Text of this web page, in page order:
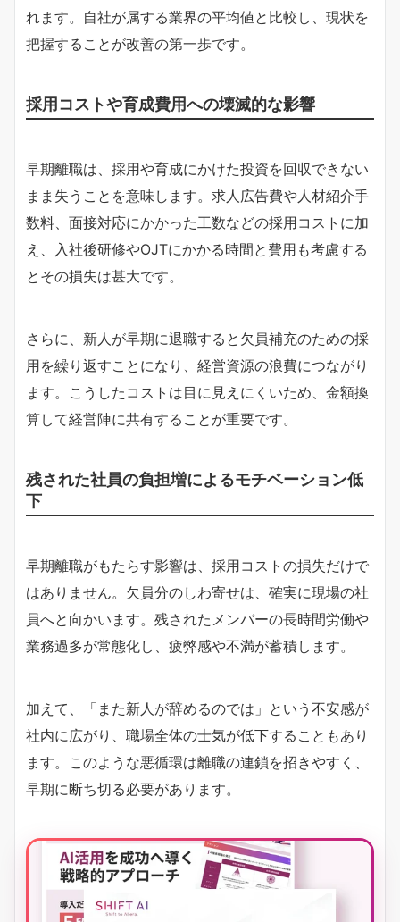
れます。自社が属する業界の平均値と比較し、現状を
把握することが改善の第一歩です。
採用コストや育成費用への壊滅的な影響
早期離職は、採用や育成にかけた投資を回収できない
まま失うことを意味します。求人広告費や人材紹介手
数料、面接対応にかかった工数などの採用コストに加
え、入社後研修やOJTにかかる時間と費用も考慮する
とその損失は甚大です。
さらに、新人が早期に退職すると欠員補充のための採
用を繰り返すことになり、経営資源の浪費につながり
ます。こうしたコストは目に見えにくいため、金額換
算して経営陣に共有することが重要です。
残された社員の負担増によるモチベーション低
下
早期離職がもたらす影響は、採用コストの損失だけで
はありません。欠員分のしわ寄せは、確実に現場の社
員へと向かいます。残されたメンバーの長時間労働や
業務過多が常態化し、疲弊感や不満が蓄積します。
加えて、「また新人が辞めるのでは」という不安感が
社内に広がり、職場全体の士気が低下することもあり
ます。このような悪循環は離職の連鎖を招きやすく、
早期に断ち切る必要があります。